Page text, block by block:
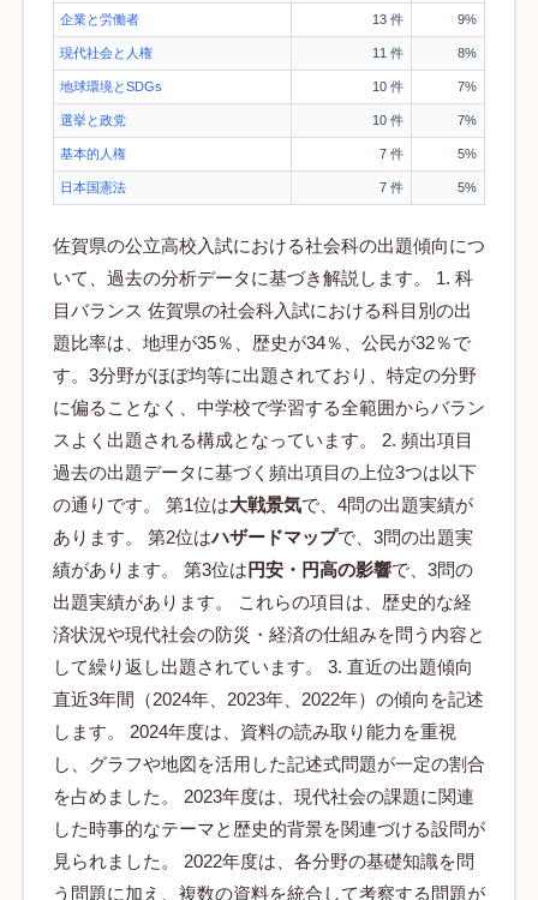
企業と労働者 13 件 9%
現代社会と人権 11 件 8%
地球環境とSDGs 10 件 7%
選挙と政党 10 件 7%
基本的人権 7 件 5%
日本国憲法 7 件 5%
佐賀県の公立高校入試における社会科の出題傾向につ
いて、過去の分析データに基づき解説します。 1. 科
目バランス 佐賀県の社会科入試における科目別の出
題比率は、地理が35％、歴史が34％、公民が32％で
す。3分野がほぼ均等に出題されており、特定の分野
に偏ることなく、中学校で学習する全範囲からバラン
スよく出題される構成となっています。 2. 頻出項目
過去の出題データに基づく頻出項目の上位3つは以下
の通りです。 第1位は大戦景気で、4問の出題実績が
あります。 第2位はハザードマップで、3問の出題実
績があります。 第3位は 円安・円高の影響で、3問の
出題実績があります。 これらの項目は、歴史的な経
済状況や現代社会の防災・経済の仕組みを問う内容と
して繰り返し出題されています。 3. 直近の出題傾向
直近3年間（2024年、2023年、2022年）の傾向を記述
します。 2024年度は、資料の読み取り能力を重視
し、グラフや地図を活用した記述式問題が一定の割合
を占めました。 2023年度は、現代社会の課題に関連
した時事的なテーマと歴史的背景を関連づける設問が
見られました。 2022年度は、各分野の基礎知識を問
う問題に加え、複数の資料を統合して考察する問題が